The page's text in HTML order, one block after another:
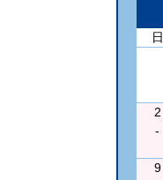
日
2
-
9